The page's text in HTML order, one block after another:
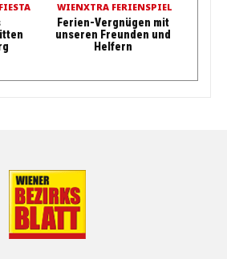
WIENXTRA FERIENSPIEL
Ferien-Vergnügen mit
unseren Freunden und
Helfern